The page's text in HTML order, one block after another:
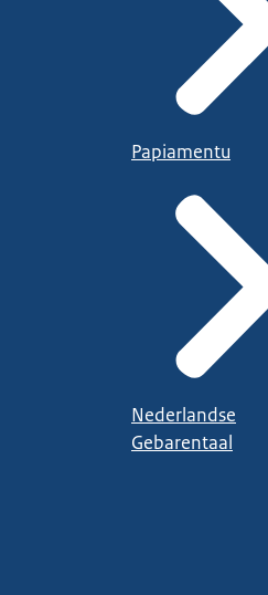
Papiamentu
Nederlandse
Gebarentaal